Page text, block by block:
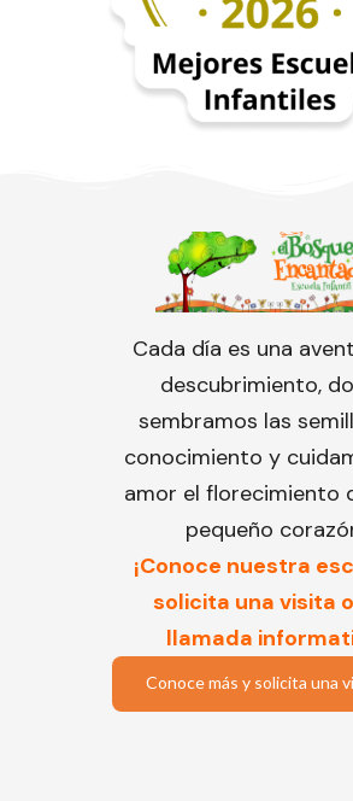
Cada día es una
descubrimiento,
sembramos las
conocimiento y
amor el florecimiento
pequeño
¡Conoce nuestra
solicita una visita
llamada
Conoce más y solicita una